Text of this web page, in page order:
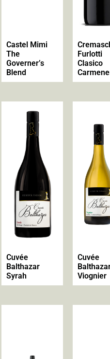
Castel Mimi
The
Governer’s
Blend
Furlotti
Clasico
Cuvée
Balthazar
Syrah
Cuvée
Viognier